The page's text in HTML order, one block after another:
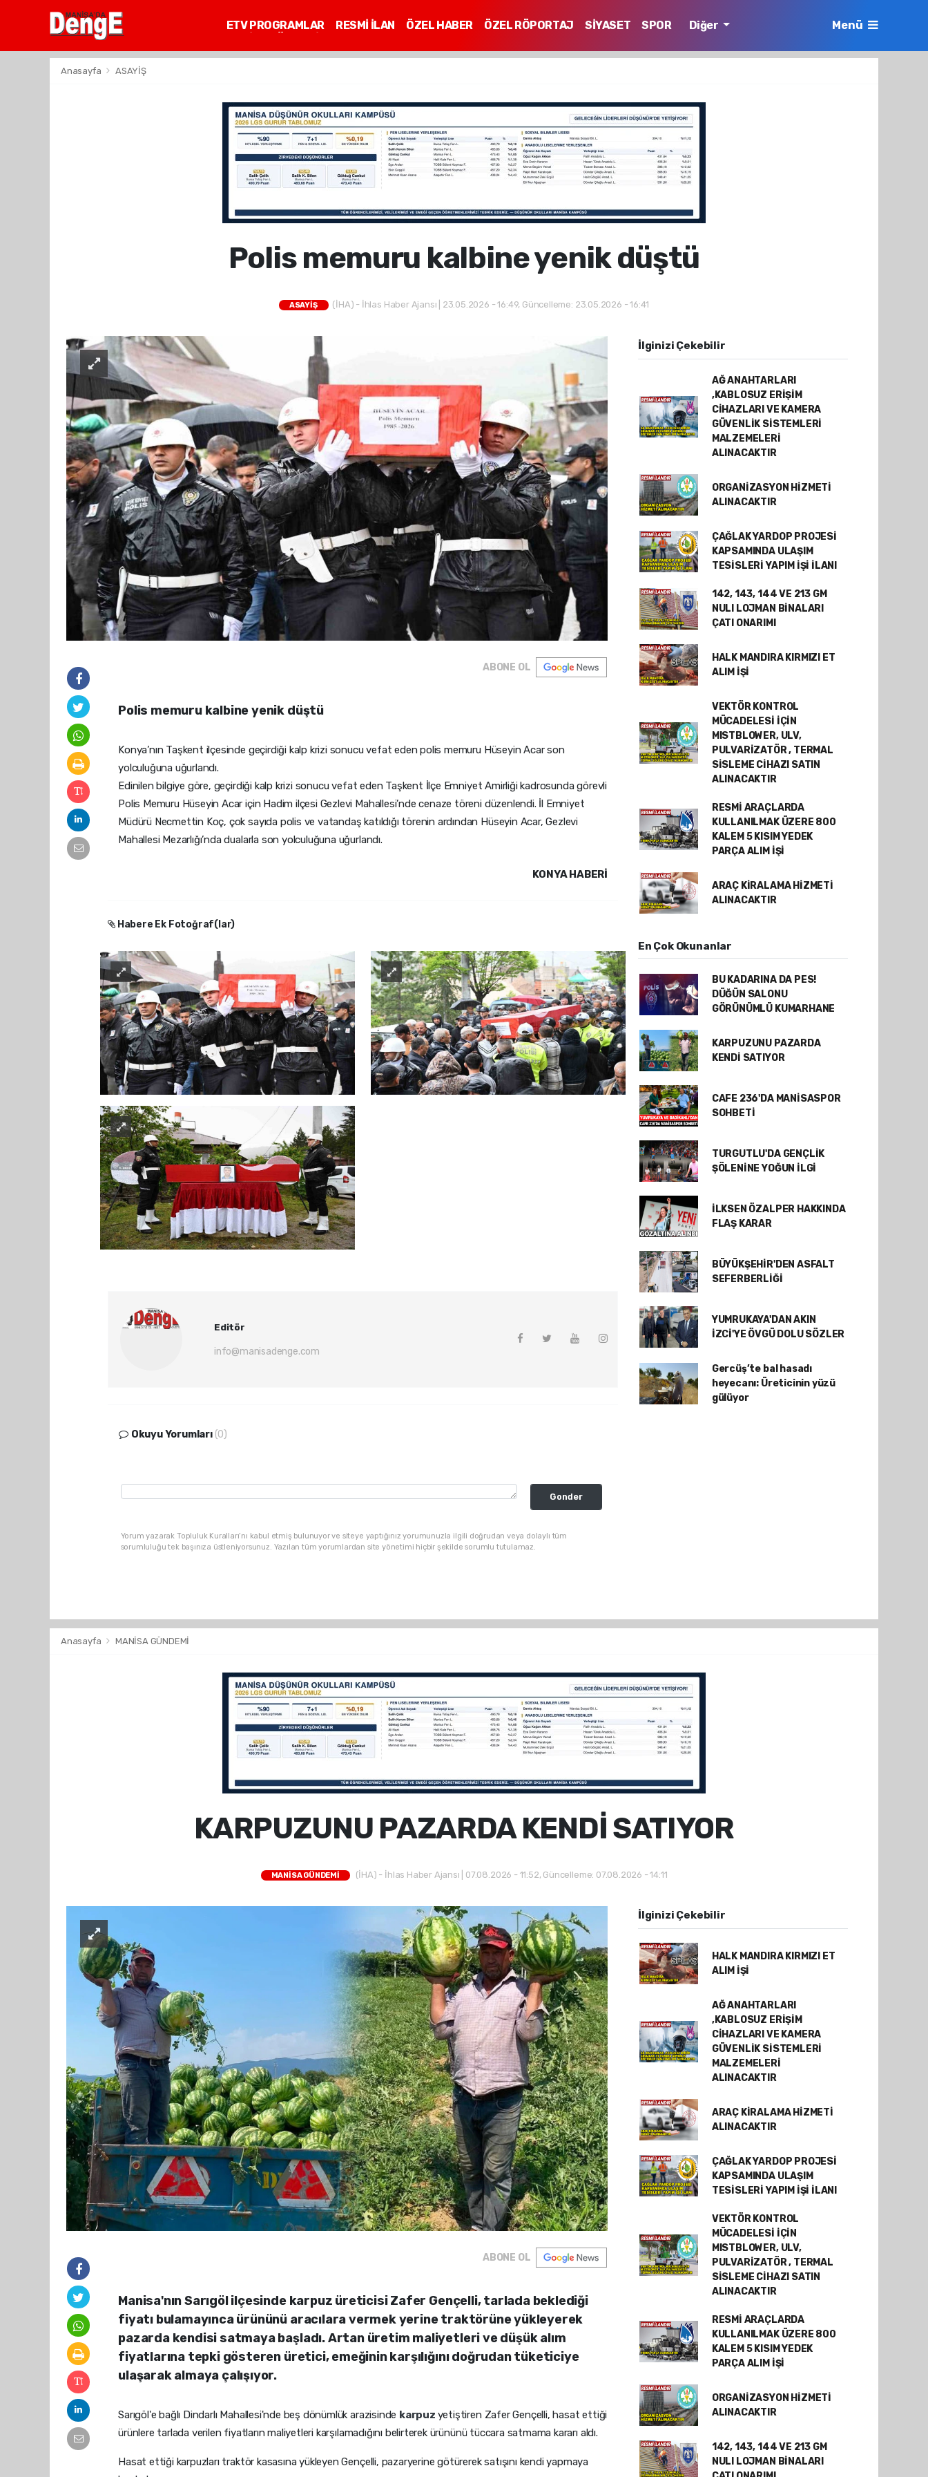
ETV PROGRAMLAR RESMİ İLAN ÖZEL HABER ÖZEL RÖPORTAJ SİYASET
SPOR
Diğer Menü
Anasayfa ASAYİŞ
Polis memuru kalbine yenik düştü
ASAYİŞ (İHA) - İhlas Haber Ajansı | 23.05.2026 - 16:49, Güncelleme: 23.05.2026 - 16:41
ABONE OL
Polis memuru kalbine yenik düştü
Konya’nın Taşkent ilçesinde geçirdiği kalp krizi sonucu vefat eden polis memuru Hüseyin Acar son
yolculuğuna uğurlandı.
Edinilen bilgiye göre, geçirdiği kalp krizi sonucu vefat eden Taşkent İlçe Emniyet Amirliği kadrosunda görevli
Polis Memuru Hüseyin Acar için Hadim ilçesi Gezlevi Mahallesi’nde cenaze töreni düzenlendi. İl Emniyet
Müdürü Necmettin Koç, çok sayıda polis ve vatandaş katıldığı törenin ardından Hüseyin Acar, Gezlevi
Mahallesi Mezarlığı’nda dualarla son yolculuğuna uğurlandı.
KONYA HABERİ
Habere Ek Fotoğraf(lar)
Editör
info@manisadenge.com
Okuyu Yorumları (0)
Gonder
Yorum yazarak Topluluk Kuralları’nı kabul etmiş bulunuyor ve siteye yaptığınız yorumunuzla ilgili doğrudan veya dolaylı tüm
sorumluluğu tek başınıza üstleniyorsunuz. Yazılan tüm yorumlardan site yönetimi hiçbir şekilde sorumlu tutulamaz.
İlginizi Çekebilir
AĞ ANAHTARLARI
,KABLOSUZ ERİŞİM
CİHAZLARI VE KAMERA
GÜVENLİK SİSTEMLERİ
MALZEMELERİ
ALINACAKTIR
ORGANİZASYON HİZMETİ
ALINACAKTIR
ÇAĞLAK YARDOP PROJESİ
KAPSAMINDA ULAŞIM
TESİSLERİ YAPIM İŞİ İLANI
142, 143, 144 VE 213 GM
NULI LOJMAN BİNALARI
ÇATI ONARIMI
HALK MANDIRA KIRMIZI ET
ALIM İŞİ
VEKTÖR KONTROL
MÜCADELESİ İÇİN
MISTBLOWER, ULV,
PULVARİZATÖR , TERMAL
SİSLEME CİHAZI SATIN
ALINACAKTIR
RESMİ ARAÇLARDA
KULLANILMAK ÜZERE 800
KALEM 5 KISIM YEDEK
PARÇA ALIM İŞİ
ARAÇ KİRALAMA HİZMETİ
ALINACAKTIR
En Çok Okunanlar
BU KADARINA DA PES!
DÜĞÜN SALONU
GÖRÜNÜMLÜ KUMARHANE
KARPUZUNU PAZARDA
KENDİ SATIYOR
CAFE 236'DA MANİSASPOR
SOHBETİ
TURGUTLU'DA GENÇLİK
ŞÖLENİNE YOĞUN İLGİ
İLKSEN ÖZALPER HAKKINDA
FLAŞ KARAR
BÜYÜKŞEHİR'DEN ASFALT
SEFERBERLİĞİ
YUMRUKAYA'DAN AKIN
İZCİ'YE ÖVGÜ DOLU SÖZLER
Gercüş’te bal hasadı
heyecanı: Üreticinin yüzü
gülüyor
Anasayfa MANİSA GÜNDEMİ
KARPUZUNU PAZARDA KENDİ SATIYOR
MANİSA GÜNDEMİ (İHA) - İhlas Haber Ajansı | 07.08.2026 - 11:52, Güncelleme: 07.08.2026 - 14:11
ABONE OL
Manisa'nın Sarıgöl ilçesinde karpuz üreticisi Zafer Gençelli, tarlada beklediği
fiyatı bulamayınca ürününü aracılara vermek yerine traktörüne yükleyerek
pazarda kendisi satmaya başladı. Artan üretim maliyetleri ve düşük alım
fiyatlarına tepki gösteren üretici, emeğinin karşılığını doğrudan tüketiciye
ulaşarak almaya çalışıyor.
Sarıgöl'e bağlı Dindarlı Mahallesi'nde beş dönümlük arazisinde karpuz yetiştiren Zafer Gençelli, hasat ettiği
ürünlere tarlada verilen fiyatların maliyetleri karşılamadığını belirterek ürününü tüccara satmama kararı aldı.
Hasat ettiği karpuzları traktör kasasına yükleyen Gençelli, pazaryerine götürerek satışını kendi yapmaya
İlginizi Çekebilir
HALK MANDIRA KIRMIZI ET
ALIM İŞİ
AĞ ANAHTARLARI
,KABLOSUZ ERİŞİM
CİHAZLARI VE KAMERA
GÜVENLİK SİSTEMLERİ
MALZEMELERİ
ALINACAKTIR
ARAÇ KİRALAMA HİZMETİ
ALINACAKTIR
ÇAĞLAK YARDOP PROJESİ
KAPSAMINDA ULAŞIM
TESİSLERİ YAPIM İŞİ İLANI
VEKTÖR KONTROL
MÜCADELESİ İÇİN
MISTBLOWER, ULV,
PULVARİZATÖR , TERMAL
SİSLEME CİHAZI SATIN
ALINACAKTIR
RESMİ ARAÇLARDA
KULLANILMAK ÜZERE 800
KALEM 5 KISIM YEDEK
PARÇA ALIM İŞİ
ORGANİZASYON HİZMETİ
ALINACAKTIR
142, 143, 144 VE 213 GM
NULI LOJMAN BİNALARI